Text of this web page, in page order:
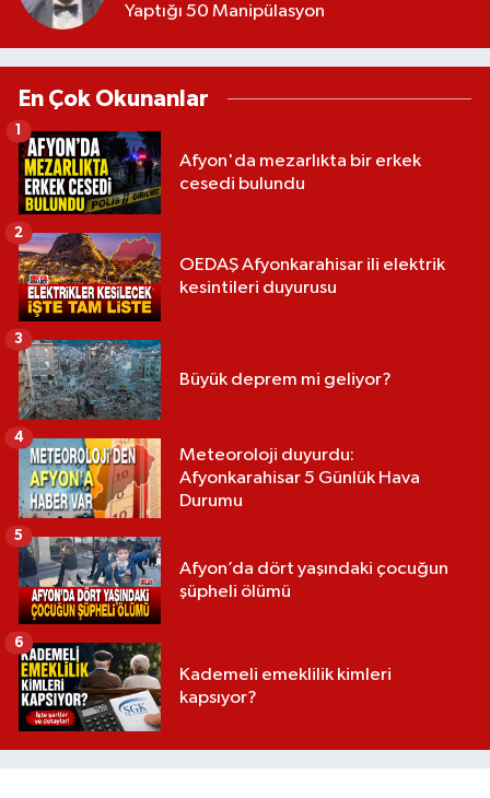
Yaptığı 50 Manipülasyon
En Çok Okunanlar
Afyon'da mezarlıkta bir erkek
cesedi bulundu
1
OEDAŞ Afyonkarahisar ili elektrik
kesintileri duyurusu
2
Büyük deprem mi geliyor?
3
Meteoroloji duyurdu:
Afyonkarahisar 5 Günlük Hava
Durumu
4
Afyon’da dört yaşındaki çocuğun
şüpheli ölümü
5
Kademeli emeklilik kimleri
kapsıyor?
6